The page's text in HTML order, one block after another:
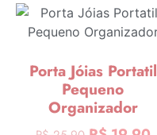
Porta Jóias Portatil
Pequeno
Organizador